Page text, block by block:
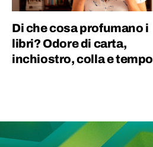
Di che cosa profumano i
libri? Odore di carta,
inchiostro, colla e tempo